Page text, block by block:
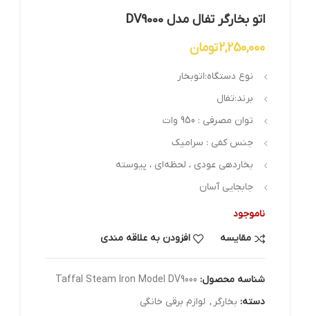
اتو بخارگر تفال مدل DV9000
2,250,000تومان
نوع دستگاه:اتوبخار
برند:تفال
توان مصرفی : 950 وات
جنس کفی : سرامیک
بخاردهی عودی ، لحظه‌ای ، پیوسته
جابجایی آسان
ناموجود
مقایسه
افزودن به علاقه مندی
شناسه محصول: Taffal Steam Iron Model DV9000
دسته: بخارگر , لوازم برقی خانگی